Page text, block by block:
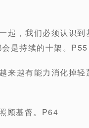
起，我们必须认识到
是持续的十架。P55
来越有能力消化掉轻
顾基督。P64